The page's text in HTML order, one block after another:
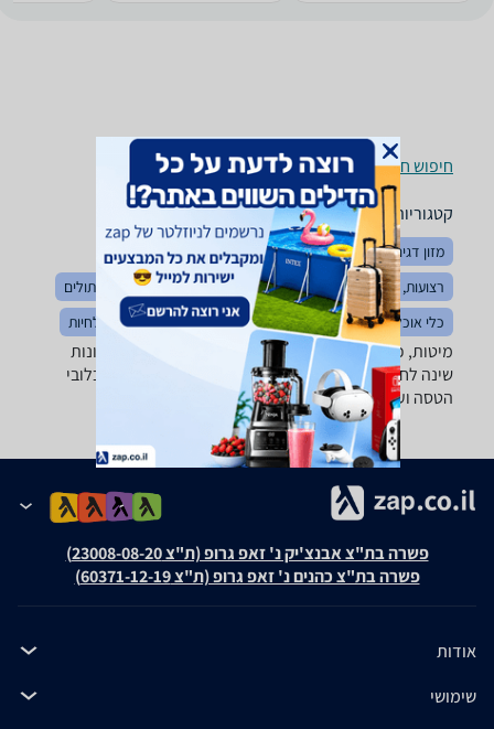
חיפוש חנויות מיטות, כלובים ומלונות לפי עיר
קטגוריות משלימות
מזון דגים וציפורים חטיפים לחיות מחמד
בגדים לחיות
רצועות, קולרים ורתמות
מוצרי טיפוח לחיות
מזון כלבים וחתולים
כלי אוכל ומים
צרכים תגי זיהוי לחיות מחמד צעצועים לחיות
מיטות, כלובים ומלונות - ‏300 - 500 מבחר גדול של פתרונות
שינה לחיות מחמד: מלונות, מיטות, כלובים, טרריומים, כלובי
הטסה ועוד!
פשרה בת"צ אבנצ'יק נ' זאפ גרופ (ת"צ 23008-08-20)
פשרה בת"צ כהנים נ' זאפ גרופ (ת"צ 60371-12-19)
אודות
שימושי